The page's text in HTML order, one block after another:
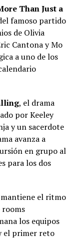
Than Just a
famoso partido
de Olivia
Cantona y Mo
a uno de los
, el drama
por Keeley
y un sacerdote
avanza a
en grupo al
para los dos
mantiene el ritmo
rooms
los equipos
el primer reto